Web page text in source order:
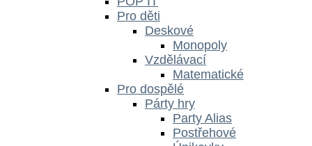
Pro děti
Deskové
Monopoly
Vzdělávací
Matematické
Pro dospělé
Párty hry
Party Alias
Postřehové